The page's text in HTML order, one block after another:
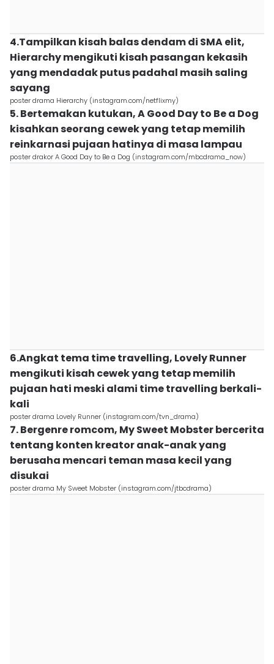
4.Tampilkan kisah balas dendam di SMA elit,
Hierarchy mengikuti kisah pasangan kekasih
yang mendadak putus padahal masih saling
sayang
poster drama Hierarchy (instagram.com/netflixmy)
5. Bertemakan kutukan, A Good Day to Be a Dog
kisahkan seorang cewek yang tetap memilih
reinkarnasi pujaan hatinya di masa lampau
poster drakor A Good Day to Be a Dog (instagram.com/mbcdrama_now)
6.Angkat tema time travelling, Lovely Runner
mengikuti kisah cewek yang tetap memilih
pujaan hati meski alami time travelling berkali-
kali
poster drama Lovely Runner (instagram.com/tvn_drama)
7. Bergenre romcom, My Sweet Mobster bercerita
tentang konten kreator anak-anak yang
berusaha mencari teman masa kecil yang
disukai
poster drama My Sweet Mobster (instagram.com/jtbcdrama)